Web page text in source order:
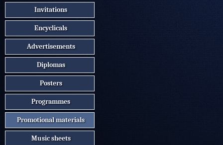
Invitations
Encyclicals
Advertisements
Diplomas
Posters
Programmes
Promotional materials
Music sheets